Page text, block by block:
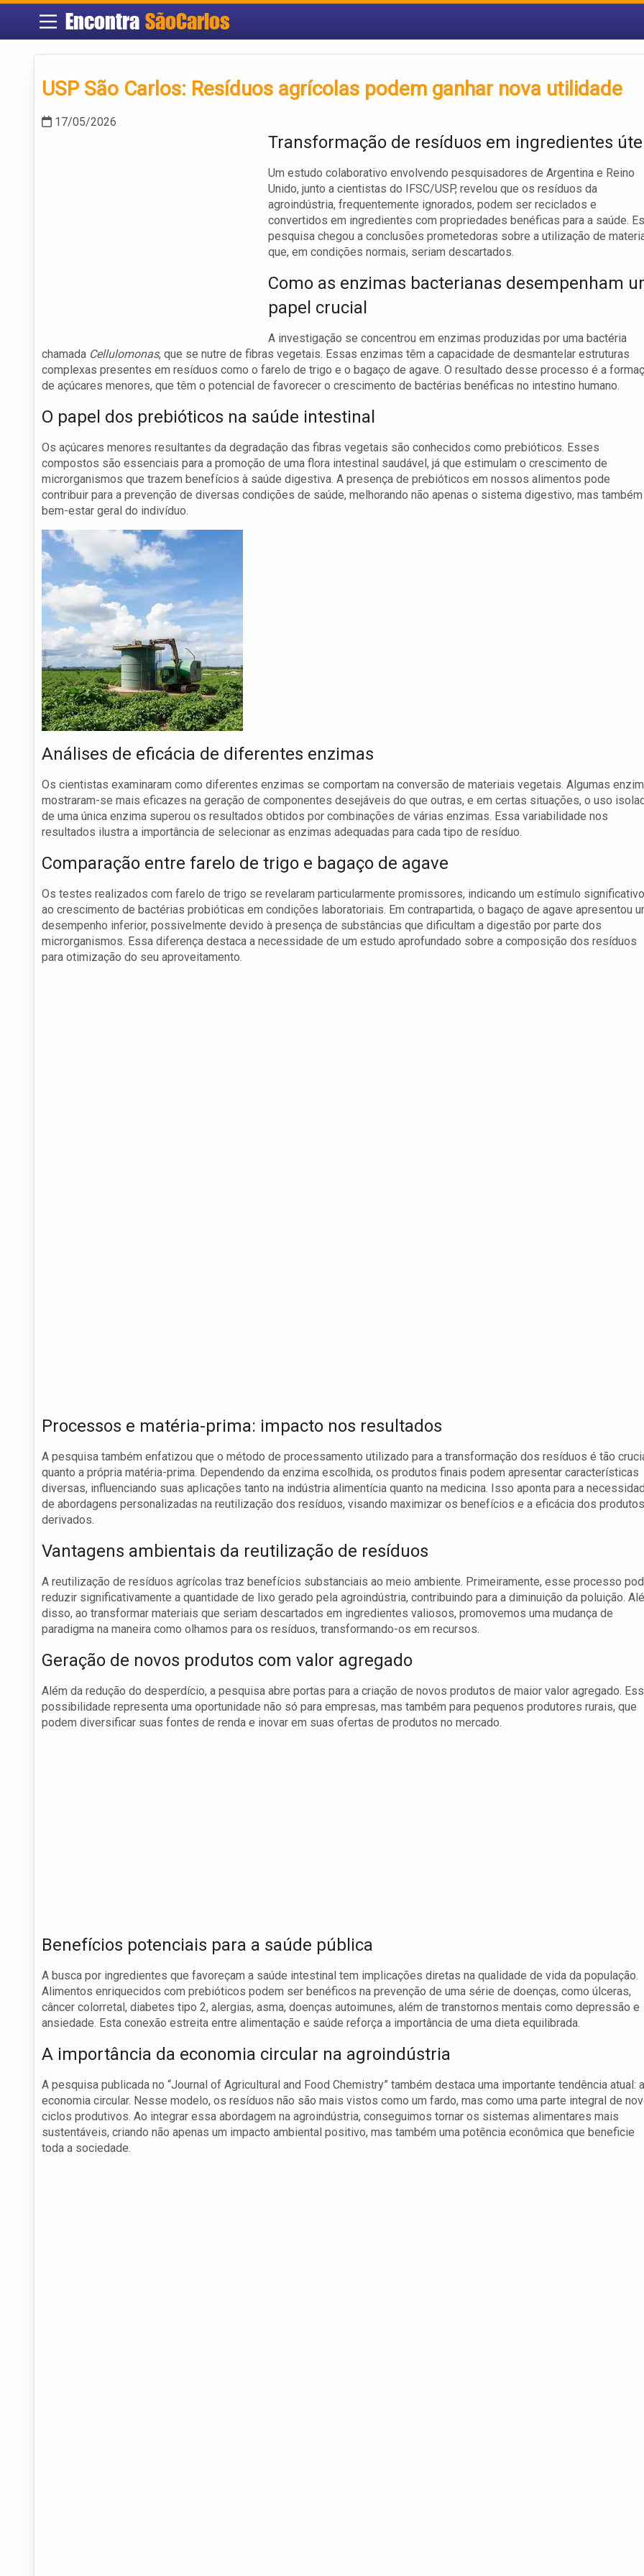
Encontra SãoCarlos
USP São Carlos: Resíduos agrícolas podem ganhar nova utilidade
17/05/2026
Transformação de resíduos em ingredientes
Um estudo colaborativo envolvendo pesquisadores de Argentina e Reino
Unido, junto a cientistas do IFSC/USP, revelou que os resíduos da
agroindústria, frequentemente ignorados, podem ser reciclados e
convertidos em ingredientes com propriedades benéficas para a saúde.
pesquisa chegou a conclusões prometedoras sobre a utilização de
que, em condições normais, seriam descartados.
Como as enzimas bacterianas desempenham
papel crucial
A investigação se concentrou em enzimas produzidas por uma bactéria
chamada Cellulomonas, que se nutre de fibras vegetais. Essas enzimas têm a capacidade de desmantelar estruturas
complexas presentes em resíduos como o farelo de trigo e o bagaço de agave. O resultado desse processo é a
de açúcares menores, que têm o potencial de favorecer o crescimento de bactérias benéficas no intestino humano.
O papel dos prebióticos na saúde intestinal
Os açúcares menores resultantes da degradação das fibras vegetais são conhecidos como prebióticos. Esses
compostos são essenciais para a promoção de uma flora intestinal saudável, já que estimulam o crescimento de
microrganismos que trazem benefícios à saúde digestiva. A presença de prebióticos em nossos alimentos pode
contribuir para a prevenção de diversas condições de saúde, melhorando não apenas o sistema digestivo, mas
bem-estar geral do indivíduo.
Análises de eficácia de diferentes enzimas
Os cientistas examinaram como diferentes enzimas se comportam na conversão de materiais vegetais. Algumas
mostraram-se mais eficazes na geração de componentes desejáveis do que outras, e em certas situações, o uso
de uma única enzima superou os resultados obtidos por combinações de várias enzimas. Essa variabilidade nos
resultados ilustra a importância de selecionar as enzimas adequadas para cada tipo de resíduo.
Comparação entre farelo de trigo e bagaço de agave
Os testes realizados com farelo de trigo se revelaram particularmente promissores, indicando um estímulo significativo
ao crescimento de bactérias probióticas em condições laboratoriais. Em contrapartida, o bagaço de agave apresentou
desempenho inferior, possivelmente devido à presença de substâncias que dificultam a digestão por parte dos
microrganismos. Essa diferença destaca a necessidade de um estudo aprofundado sobre a composição dos resíduos
para otimização do seu aproveitamento.
Processos e matéria-prima: impacto nos resultados
A pesquisa também enfatizou que o método de processamento utilizado para a transformação dos resíduos é tão
quanto a própria matéria-prima. Dependendo da enzima escolhida, os produtos finais podem apresentar características
diversas, influenciando suas aplicações tanto na indústria alimentícia quanto na medicina. Isso aponta para a
de abordagens personalizadas na reutilização dos resíduos, visando maximizar os benefícios e a eficácia dos produtos
derivados.
Vantagens ambientais da reutilização de resíduos
A reutilização de resíduos agrícolas traz benefícios substanciais ao meio ambiente. Primeiramente, esse processo
reduzir significativamente a quantidade de lixo gerado pela agroindústria, contribuindo para a diminuição da poluição.
disso, ao transformar materiais que seriam descartados em ingredientes valiosos, promovemos uma mudança de
paradigma na maneira como olhamos para os resíduos, transformando-os em recursos.
Geração de novos produtos com valor agregado
Além da redução do desperdício, a pesquisa abre portas para a criação de novos produtos de maior valor agregado.
possibilidade representa uma oportunidade não só para empresas, mas também para pequenos produtores rurais, que
podem diversificar suas fontes de renda e inovar em suas ofertas de produtos no mercado.
Benefícios potenciais para a saúde pública
A busca por ingredientes que favoreçam a saúde intestinal tem implicações diretas na qualidade de vida da população.
Alimentos enriquecidos com prebióticos podem ser benéficos na prevenção de uma série de doenças, como úlceras,
câncer colorretal, diabetes tipo 2, alergias, asma, doenças autoimunes, além de transtornos mentais como depressão e
ansiedade. Esta conexão estreita entre alimentação e saúde reforça a importância de uma dieta equilibrada.
A importância da economia circular na agroindústria
A pesquisa publicada no “Journal of Agricultural and Food Chemistry” também destaca uma importante tendência atual: a
economia circular. Nesse modelo, os resíduos não são mais vistos como um fardo, mas como uma parte integral de
ciclos produtivos. Ao integrar essa abordagem na agroindústria, conseguimos tornar os sistemas alimentares mais
sustentáveis, criando não apenas um impacto ambiental positivo, mas também uma potência econômica que beneficie
toda a sociedade.